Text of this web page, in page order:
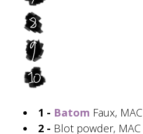
1 - Batom Faux, MAC
2 - Blot powder, MAC